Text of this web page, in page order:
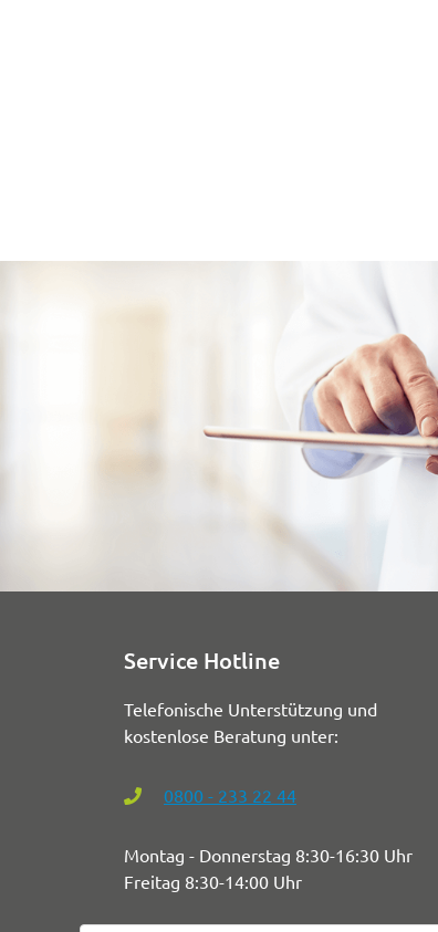
Service Hotline
Telefonische Unterstützung und
kostenlose Beratung unter:
0800 - 233 22 44
Montag - Donnerstag 8:30-16:30 Uhr
Freitag 8:30-14:00 Uhr